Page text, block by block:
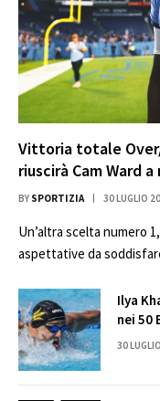
Vittoria totale
riuscirà Cam Ward
BY SPORTIZIA 30 LUGLIO
Un’altra scelta numero
aspettative da
Ilya
nei 50
30